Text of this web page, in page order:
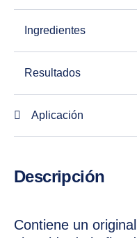
Ingredientes
Resultados
Aplicación
Descripción
Contiene un